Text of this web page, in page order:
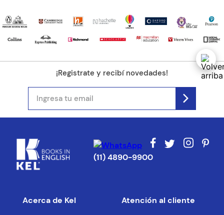
¡Registrate y recibí novedades!
(11) 4890-9900
Acerca de Kel Atención al cliente